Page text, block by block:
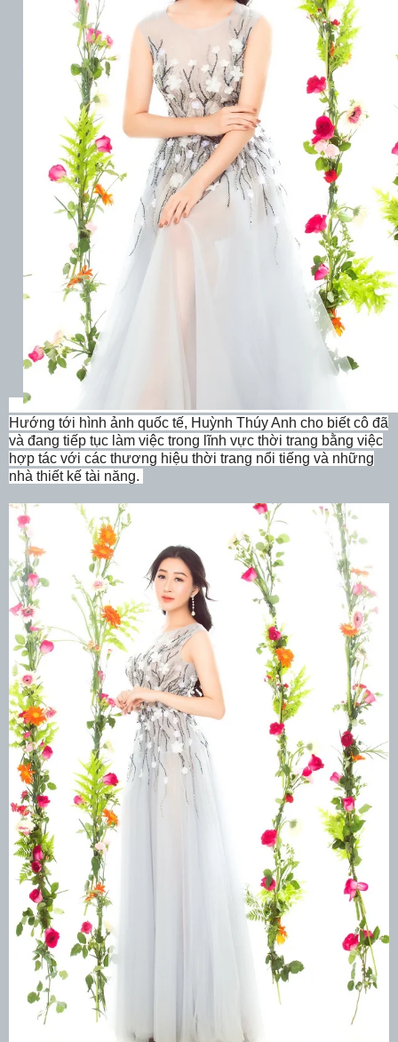
Hướng tới hình ảnh quốc tế, Huỳnh Thúy Anh cho biết cô đã
và đang tiếp tục làm việc trong lĩnh vực thời trang bằng việc
hợp tác với các thương hiệu thời trang nổi tiếng và những
nhà thiết kế tài năng.